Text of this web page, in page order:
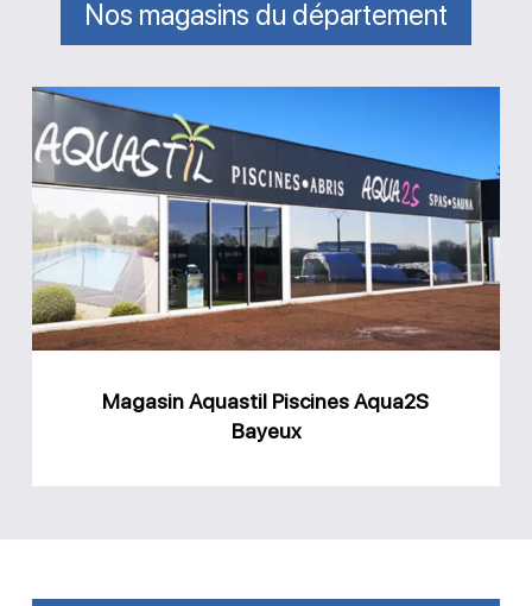
Nos magasins du département
Aquastil
Piscines
Aqua2S
Bayeux
Magasin Aquastil Piscines Aqua2S
Bayeux